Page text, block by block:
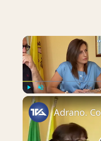
Play